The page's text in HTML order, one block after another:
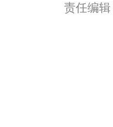
责任编